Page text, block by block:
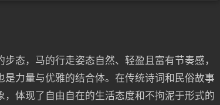
态，马的行走姿态自然、轻盈且富有节奏感，
力量与优雅的结合体。在传统诗词和民俗故事
体现了自由自在的生活态度和不拘泥于形式的